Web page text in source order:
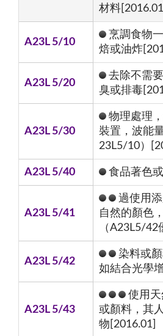
材料[2016.01]
A23L 5/10
烹調食物
焙或油炸
A23L 5/20
去除不需
臭或排毒
A23L 5/30
物理處理
裝置，波能
23L5/10）
A23L 5/40 食品著色
A23L 5/41
過使用
自然的顏色
（A23L5/42
A23L 5/42
染料或
如結合光學
A23L 5/43
使用
或顏料，其
物[2016.01]